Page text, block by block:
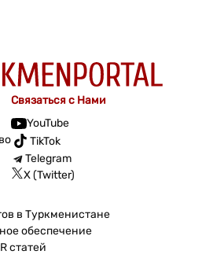
Связаться с Нами
YouTube
TikTok
Telegram
X (Twitter)
в Туркменистане
обеспечение
статей